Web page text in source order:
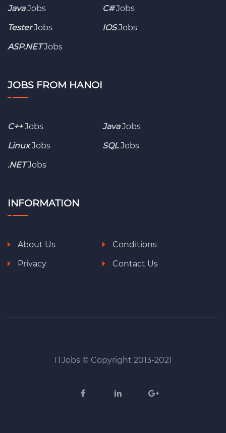
JavaJobs C#Jobs
TesterJobs IOSJobs
ASP.NETJobs
JOBS FROM HANOI
C++Jobs JavaJobs
LinuxJobs SQL Jobs
.NETJobs
INFORMATION
About Us
Conditions
Privacy
Contact Us
ITJobs © Copyright 2013-2021